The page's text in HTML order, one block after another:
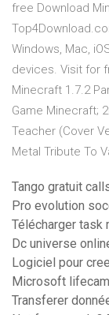
free Download
Windows, Mac,
devices. Visit for
Minecraft 1.7.2
Game Minecraft;
Teacher (Cover
Metal Tribute To
Tango gratuit
Pro evolution
Télécharger task
Dc universe
Logiciel pour
Microsoft
Transferer